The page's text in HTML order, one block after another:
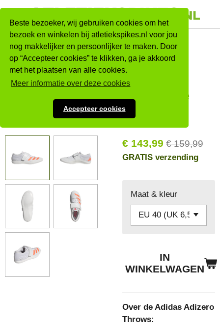
Beste bezoeker, wij gebruiken cookies om het
bezoek en winkelen bij atletiekspikes.nl voor jou
nog makkelijker en persoonlijker te maken. Door
op “Accepteer cookies” te klikken, ga je akkoord
met het plaatsen van alle cookies.
Meer informatie over deze cookies
Accepteer cookies
Ga
direct
naar
de
hoofdinhoud
Adidas
Adizero
Throws
Wit/Oranje
€ 143,99 € 159,99
GRATIS verzending
Maat & kleur
IN
WINKELWAGEN
Over de Adidas Adizero
Throws: